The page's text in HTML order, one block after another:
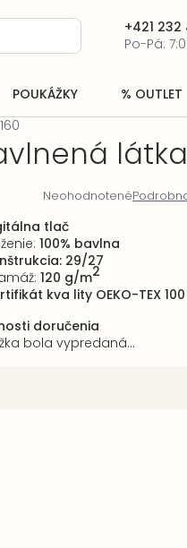
+421
Po-Pá:
POUKÁŽKY % OUTLET
Neohodnotené
doručenia
bola vypredaná…
tlač
100% bavlna
29/27
120 g/m2
kva lity OEKO-TEX 100